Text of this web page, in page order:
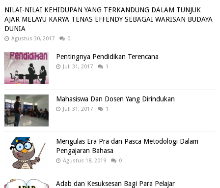
NILAI-NILAI KEHIDUPAN YANG TERKANDUNG DALAM TUNJUK
AJAR MELAYU KARYA TENAS EFFENDY SEBAGAI WARISAN BUDAYA
DUNIA
Agustus 30, 2017 0
Pentingnya Pendidikan Terencana
Juli 31, 2017 1
Mahasiswa Dan Dosen Yang Dirindukan
Juli 31, 2017 1
Mengulas Era Pra dan Pasca Metodologi Dalam
Pengajaran Bahasa
Agustus 18, 2019 0
Adab dan Kesuksesan Bagi Para Pelajar